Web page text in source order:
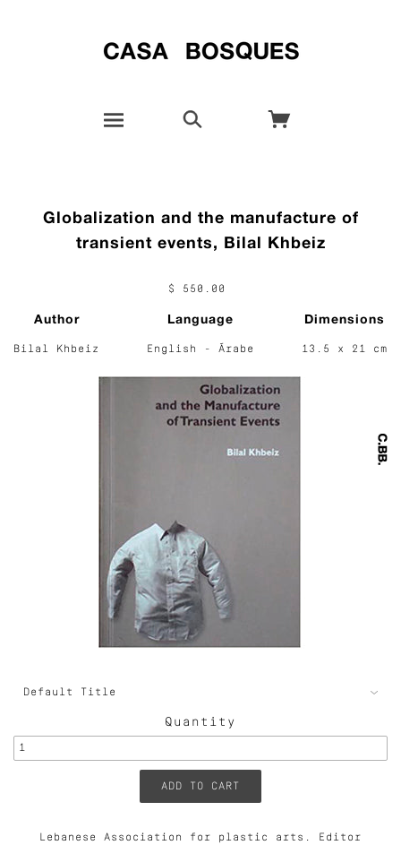
Globalization and the manufacture of
transient events, Bilal Khbeiz
$ 550.00
Author
Bilal Khbeiz
Language
English - Árabe
Dimensions
13.5 x 21 cm
Quantity
Lebanese Association for plastic arts. Editor